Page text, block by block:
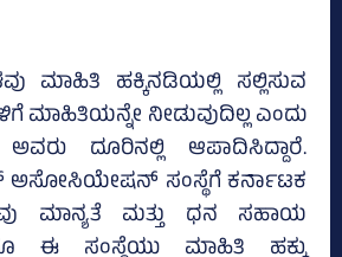
ಮಾಹಿತಿ ಹಕ್ಕಿನಡಿಯಲ್ಲಿ ಸಲ್ಲಿಸುವ
ಮಾಹಿತಿಯನ್ನೇ ನೀಡುವುದಿಲ್ಲ ಎಂದು
ದೂರಿನಲ್ಲಿ ಆಪಾದಿಸಿದ್ದಾರೆ.
ಅಸೋಸಿಯೇಷನ್‌ ಸಂಸ್ಥೆಗೆ ಕರ್ನಾಟಕ
ಮಾನ್ಯತೆ ಮತ್ತು ಧನ ಸಹಾಯ
ಈ ಸಂಸ್ಥೆಯು ಮಾಹಿತಿ ಹಕ್ಕು